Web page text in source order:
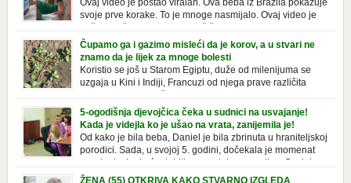
Ovaj video je postao viralan. Ova beba iz Brazila pokazuje
svoje prve korake. To je mnoge nasmijalo. Ovaj video je
novorođenih beba. Video je snimila babica, pregledalo ga je preko 80
miliona ljudi. Ove babice su ostale u čudu nakon što su vidjeli kako
beba želi […]
Čupamo ga i gazimo misleći da je korov, a u stvari ne
znamo da je lijek za mnoge bolesti
Koristio se još u Starom Egiptu, duže od milenijuma se
uzgaja u Kini i Indiji, Francuzi od njega prave različita
čupamo ga i bacamo kao korov! Tušt je jednogodišnji, ali vrlo uporan
“korov” koji, ka­da nam se jednom nastani u bašti ili dvorištu, teško ga se
5-ogodišnja djevojčica čeka u sudnici na usvajanje!
Kada je videjla ko je ušao na vrata, zanijemila je!
Od kako je bila beba, Daniel je bila zbrinuta u hraniteljskoj
porodici. Sada, u svojoj 5. godini, dočekala je momenat
usvajanja, kada će dobiti novu, stalnu porodicu. Ovaj dan
je bio veoma poseban za djevojčicu i njenu novu porodicu, ali je uskoro
ŽENA (55) OTKRIVA KAKO STVARNO IZGLEDA